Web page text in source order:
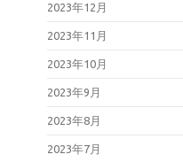
2023年12月
2023年11月
2023年10月
2023年9月
2023年8月
2023年7月